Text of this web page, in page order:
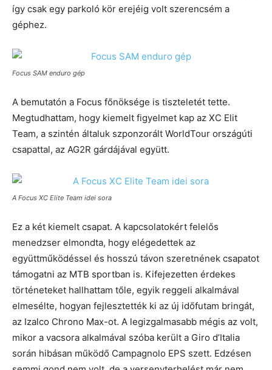
így csak egy parkoló kör erejéig volt szerencsém a
géphez.
Focus SAM enduro gép
A bemutatón a Focus főnöksége is tiszteletét tette.
Megtudhattam, hogy kiemelt figyelmet kap az XC Elit
Team, a szintén általuk szponzorált WorldTour országúti
csapattal, az AG2R gárdájával együtt.
A Focus XC Elite Team idei sora
Ez a két kiemelt csapat. A kapcsolatokért felelős
menedzser elmondta, hogy elégedettek az
együttműködéssel és hosszú távon szeretnének csapatot
támogatni az MTB sportban is. Kifejezetten érdekes
történeteket hallhattam tőle, egyik reggeli alkalmával
elmesélte, hogyan fejlesztették ki az új időfutam bringát,
az Izalco Chrono Max-ot. A legizgalmasabb mégis az volt,
mikor a vacsora alkalmával szóba került a Giro d’Italia
során hibásan működő Campagnolo EPS szett. Edzésen